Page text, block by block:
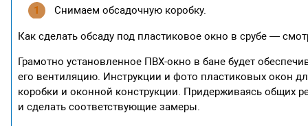
Снимаем обсадочную коробку.
Как сделать обсаду под пластиковое окно в срубе —
Грамотно установленное ПВХ-окно в бане будет
его вентиляцию. Инструкции и фото пластиковых окон
коробки и оконной конструкции. Придерживаясь общих
и сделать соответствующие замеры.